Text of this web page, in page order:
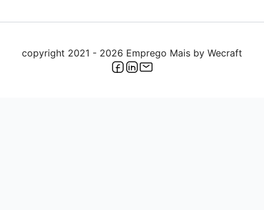
copyright 2021 - 2026 Emprego Mais by Wecraft